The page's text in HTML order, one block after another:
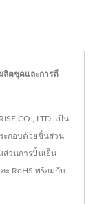
ลิตชุดและการตี
CO., LTD. เป็น
ะกอบด้วยชิ้นส่วน
ส่วนการปั้นเย็น
ะ RoHS พร้อมกับ